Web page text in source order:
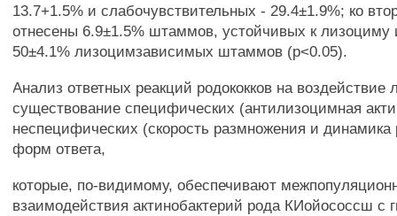
13.7+1.5% и слабочувствительных - 29.4±1.9%; ко
отнесены 6.9±1.5% штаммов, устойчивых к лизоциму
50±4.1% лизоцимзависимых штаммов (р<0.05).
Анализ ответных реакций родококков на воздействие
существование специфических (антилизоцимная
неспецифических (скорость размножения и динамика
форм ответа,
которые, по-видимому, обеспечивают
взаимодействия актинобактерий рода КИойососсш с